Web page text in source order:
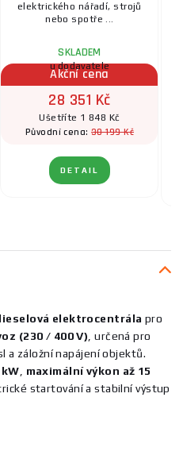
elektrického nářadí, strojů
nebo spotře ...
SKLADEM
u dodavatele
Akční cena
28 351 Kč
Ušetříte 1 848 Kč
Původní cena:30 199 Kč
DETAIL
elektrocentrála pro
(230 / 400 V) , určená pro
a záložní napájení objektů.
maximální výkon až 15
startování a stabilní výstup